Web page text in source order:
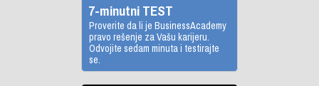
7-minutni TEST
Proverite da li je BusinessAcademy
pravo rešenje za Vašu karijeru.
Odvojite sedam minuta i testirajte
se.